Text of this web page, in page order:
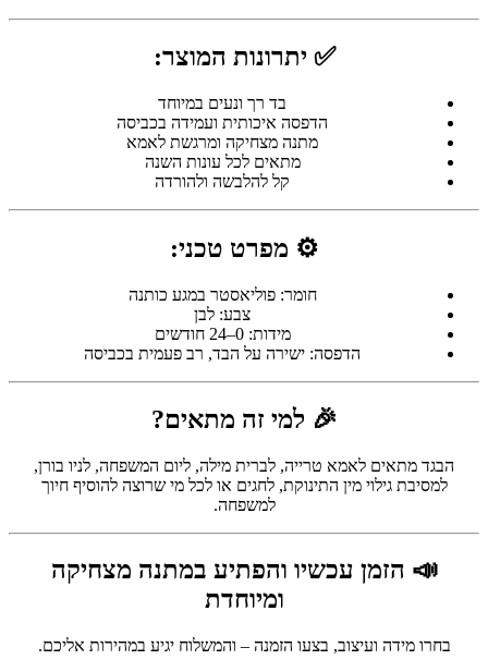
✅ יתרונות המוצר:
בד רך ונעים במיוחד
הדפסה איכותית ועמידה בכביסה
מתנה מצחיקה ומרגשת לאמא
מתאים לכל עונות השנה
קל להלבשה ולהורדה
⚙️ מפרט טכני:
חומר: פוליאסטר במגע כותנה
צבע: לבן
מידות: 0–24 חודשים
הדפסה: ישירה על הבד, רב פעמית בכביסה
🎉 למי זה מתאים?
הבגד מתאים לאמא טרייה, לברית מילה, ליום המשפחה, לניו בורן,
למסיבת גילוי מין התינוקת, לחגים או לכל מי שרוצה להוסיף חיוך
למשפחה.
📣 הזמן עכשיו והפתיע במתנה מצחיקה
ומיוחדת
בחרו מידה ועיצוב, בצעו הזמנה – והמשלוח יגיע במהירות אליכם.